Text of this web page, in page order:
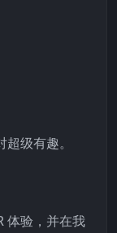
级有趣。
体验，并在我